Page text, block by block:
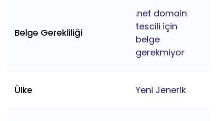
Belge Gerekliliği
.net domain
tescili için
belge
gerekmiyor
Ülke Yeni Jenerik